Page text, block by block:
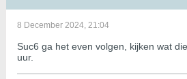
8 December 2024, 21:04
Suc6 ga het even volgen, kijken wat
uur.